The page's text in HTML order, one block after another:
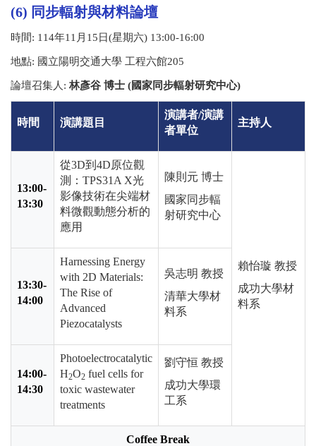
(6) 同步輻射與材料論壇
時間: 114年11 月 15 日(星期六) 13:00-16:00
地點: 國立陽明交通大學 工程六館205
論壇召集人 : 林彥谷 博士 (國家同步輻射研究中心)
時間 演講題目
演講者/演講
者單位
主持人
13:00-
13:30
從3D到 4D原位觀
測： TPS31A X光
影像技術在尖端材
料微觀動態分析的
應用
陳則元 博士
國家同步輻
射研究中心
賴怡璇 教授
成功大學材
料系
13:30-
14:00
Harnessing Energy
with 2D Materials:
The Rise of
Advanced
Piezocatalysts
吳志明 教授
清華大學材
料系
14:00-
14:30
Photoelectrocatalytic
H2O2 fuel cells for
toxic wastewater
treatments
劉守恒 教授
成功大學環
工系
Coffee Break